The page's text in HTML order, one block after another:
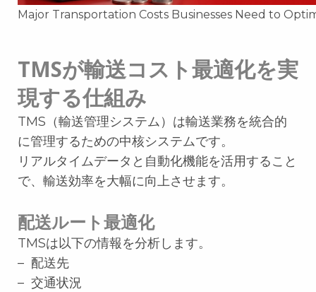
Major Transportation Costs Businesses Need to
TMSが輸送コスト最適化を実
現する仕組み
TMS（輸送管理システム）は輸送業務を統合的
に管理するための中核システムです。
リアルタイムデータと自動化機能を活用すること
で、輸送効率を大幅に向上させます。
配送ルート最適化
TMSは以下の情報を分析します。
– 配送先
– 交通状況